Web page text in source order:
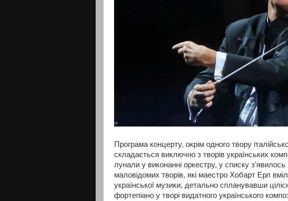
Програма концерту, окрім одного твору
складається виключно з творів українських
лунали у виконанні оркестру, у списку
маловідомих творів, які маестро Хобарт Ерл
української музики, детально спланувавши
фортепіано у творі видатного українського